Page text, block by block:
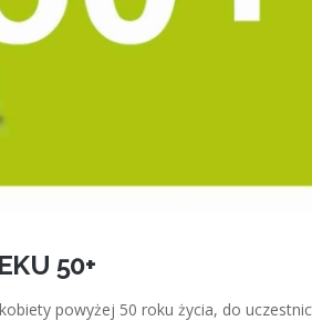
50+
powyżej 50 roku życia, do